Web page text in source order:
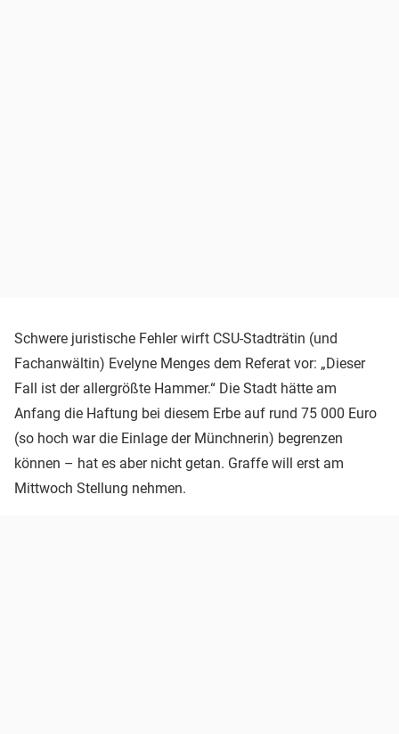
Schwere juristische Fehler wirft CSU-Stadträtin (und
Fachanwältin) Evelyne Menges dem Referat vor: „Dieser
Fall ist der allergrößte Hammer.“ Die Stadt hätte am
Anfang die Haftung bei diesem Erbe auf rund 75 000 Euro
(so hoch war die Einlage der Münchnerin) begrenzen
können – hat es aber nicht getan. Graffe will erst am
Mittwoch Stellung nehmen.